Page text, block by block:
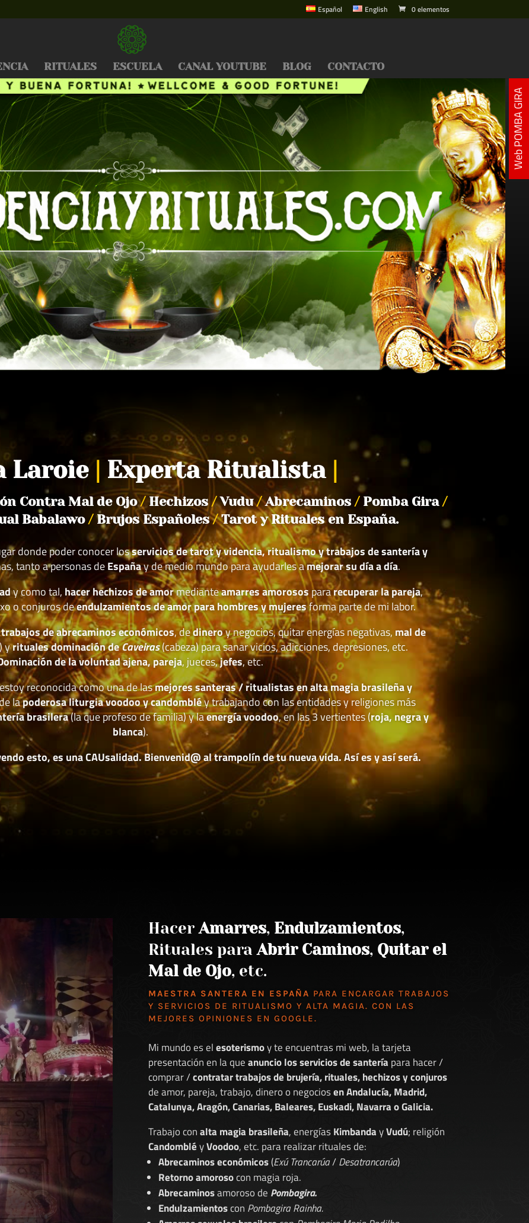
Español English 0 elementos
RITUALES ESCUELA CANAL YOUTUBE BLOG CONTACTO
Laroie Experta Ritualista
Contra Mal de Ojo/Hechizos/Vudu/Abrecaminos /Pomba Gira /
Babalawo /Brujos Españoles/Tarot y Rituales en España.
donde poder conocer losservicios de tarot y videncia, ritualismo y trabajos de santería y
tanto a personas deEspañay de medio mundo para ayudarles amejorar su día a día.
y como tal, hacer hechizos de amormedianteamarres amorosospararecuperar la pareja,
o conjuros deendulzamientos de amor para hombres y mujeresforma parte de mi labor.
de abrecaminos económicos, dedineroy negocios, quitar energías negativas, mal de
) yrituales dominación deCaveiras(cabeza) para sanar vicios, adicciones, depresiones, etc.
de la voluntad ajena, pareja, jueces,jefes, etc.
reconocida como una de lasmejores santeras / ritualistas en alta magia brasileña y
lapoderosa liturgia voodoo y candombléy trabajando con las entidades y religiones más
brasilera(la que profeso de familia) y laenergía voodoo, en las 3 vertientes (roja, negra y
blanca).
esto, es una CAUsalidad. Bienvenid@ al trampolín de tu nueva vida. Así es y así será.
HacerAmarres, Endulzamientos,
Rituales paraAbrir Caminos, Quitar el
Mal de Ojo, etc.
MAESTRA SANTERA EN ESPAÑA PARA ENCARGAR TRABAJOS
Y SERVICIOS DE RITUALISMO Y ALTA MAGIA. CON LAS
MEJORES OPINIONES EN GOOGLE.
Mi mundo es elesoterismoy te encuentras mi web, la tarjeta
presentación en la queanuncio los servicios de santería para hacer /
comprar /contratar trabajos de brujería, rituales, hechizos y conjuros
de amor, pareja, trabajo, dinero o negociosen Andalucía, Madrid,
Catalunya, Aragón, Canarias, Baleares, Euskadi, Navarra o Galicia.
Trabajo conalta magia brasileña, energíasKimbandayVudú; religión
CandombléyVoodoo, etc. para realizar rituales de:
Abrecaminos económicos(Exú Trancarúa/Desatrancarúa)
Retorno amorosocon magia roja.
Abrecaminosamoroso de Pombagira.
Endulzamientoscon Pombagira Rainha.
Web POMBA GIRA